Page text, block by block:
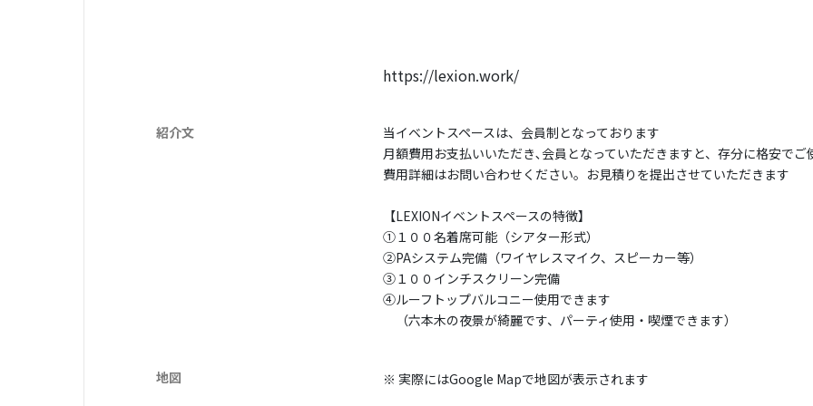
https://lexion.work/
紹介文
当イベントスペースは、会員制となっております
月額費用お支払いいただき､会員となっていただきますと、存分に格安でご
費用詳細はお問い合わせください。お見積りを提出させていただきます
【LEXIONイベントスペースの特徴】
①１００名着席可能（シアター形式）
②PAシステム完備（ワイヤレスマイク、スピーカー等）
③１００インチスクリーン完備
④ルーフトップバルコニー使用できます
（六本木の夜景が綺麗です、パーティ使用・喫煙できます）
地図 ※ 実際にはGoogle Mapで地図が表示されます